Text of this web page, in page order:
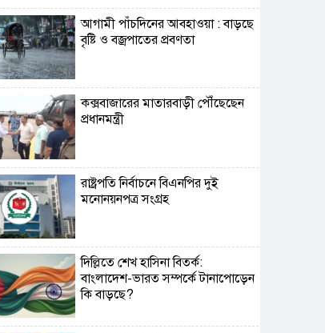
আগামী পাঁচদিনের আবহাওয়া : বাড়ছে
বৃষ্টি ও বজ্রপাতের প্রবণতা
কক্সবাজারের মাতারবাড়ী পৌঁছেছেন
প্রধানমন্ত্রী
রাষ্ট্রপতি নির্বাচনে বিএনপির দুই
মনোনয়নপত্র সংগ্রহ
দিল্লিতে শেখ হাসিনা বিতর্ক:
বাংলাদেশ-ভারত সম্পর্কে টানাপোড়েন
কি বাড়ছে?